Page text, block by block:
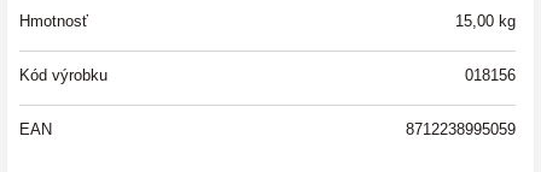
Hmotnosť 15,00 kg
Kód výrobku 018156
EAN 8712238995059